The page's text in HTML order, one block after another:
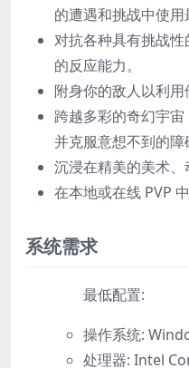
的遭遇和挑战中使用
对抗各种具有挑战
的反应能力。
附身你的敌人以利用
跨越多彩的奇幻宇
并克服意想不到的障
沉浸在精美的美术、
在本地或在线 PVP
系统需求
最低配置:
操作系统:
处理器: Intel